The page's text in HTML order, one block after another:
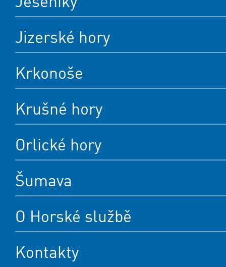
Jizerské hory
Krkonoše
Krušné hory
Orlické hory
Šumava
O Horské službě
Kontakty